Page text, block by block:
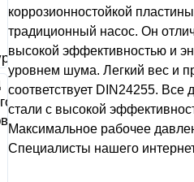
коррозионностойкой
традиционный насос. Он
высокой эффективностью и
уровнем шума. Легкий вес и
соответствует DIN24255.
стали с высокой
Максимальное рабочее
Специалисты нашего